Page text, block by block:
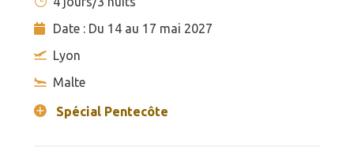
Date : Du 14 au 17 mai 2027
Lyon
Malte
Spécial Pentecôte